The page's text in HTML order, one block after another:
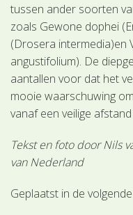
tussen ander soorten
zoals Gewone dophei
(Drosera intermedia)en
angustifolium). De
aantallen voor dat het
mooie waarschuwing
vanaf een veilige
Tekst en foto door Nils
van Nederland
Geplaatst in de